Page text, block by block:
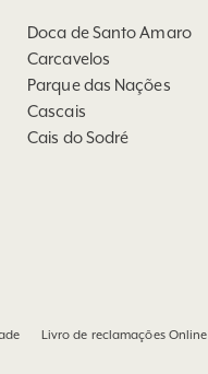
Doca de Santo Amaro
Carcavelos
Parque das Nações
Cascais
Cais do Sodré
Livro de reclamações Online